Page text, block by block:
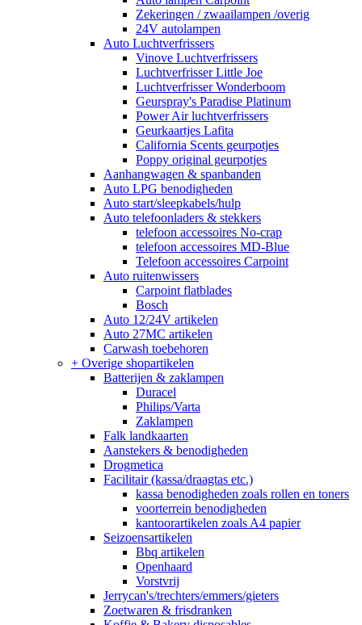
Zekeringen / zwaailampen /overig
24V autolampen
Auto Luchtverfrissers
Vinove Luchtverfrissers
Luchtverfrisser Little Joe
Luchtverfrisser Wonderboom
Geurspray's Paradise Platinum
Power Air luchtverfrissers
Geurkaartjes Lafita
California Scents geurpotjes
Poppy original geurpotjes
Aanhangwagen & spanbanden
Auto LPG benodigheden
Auto start/sleepkabels/hulp
Auto telefoonladers & stekkers
telefoon accessoires No-crap
telefoon accessoires MD-Blue
Telefoon accessoires Carpoint
Auto ruitenwissers
Carpoint flatblades
Bosch
Auto 12/24V artikelen
Auto 27MC artikelen
Carwash toebehoren
+ Overige shopartikelen
Batterijen & zaklampen
Duracel
Philips/Varta
Zaklampen
Falk landkaarten
Aanstekers & benodigheden
Drogmetica
Facilitair (kassa/draagtas etc.)
kassa benodigheden zoals rollen en toners
voorterrein benodigheden
kantoorartikelen zoals A4 papier
Seizoensartikelen
Bbq artikelen
Openhaard
Vorstvrij
Jerrycan's/trechters/emmers/gieters
Zoetwaren & frisdranken